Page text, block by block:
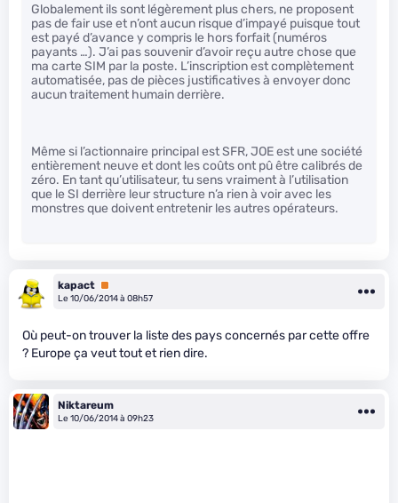
Globalement ils sont légèrement plus chers, ne proposent
pas de fair use et n’ont aucun risque d’impayé puisque tout
est payé d’avance y compris le hors forfait (numéros
payants …). J’ai pas souvenir d’avoir reçu autre chose que
ma carte SIM par la poste. L’inscription est complètement
automatisée, pas de pièces justificatives à envoyer donc
aucun traitement humain derrière.
Même si l’actionnaire principal est SFR, JOE est une société
entièrement neuve et dont les coûts ont pû être calibrés de
zéro. En tant qu’utilisateur, tu sens vraiment à l’utilisation
que le SI derrière leur structure n’a rien à voir avec les
monstres que doivent entretenir les autres opérateurs.
kapact Premium
Le 10/06/2014 à 08h57
Où peut-on trouver la liste des pays concernés par cette offre
? Europe ça veut tout et rien dire.
Niktareum
Le 10/06/2014 à 09h23